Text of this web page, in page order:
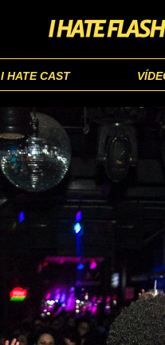
I HATE CAST